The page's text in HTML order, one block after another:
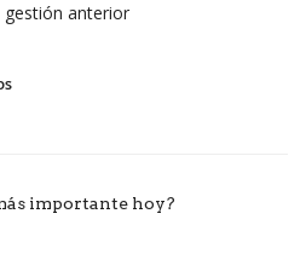
gestión anterior
importante hoy?